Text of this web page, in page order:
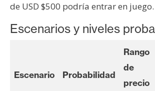
de USD $500 podría entrar en juego.
Escenarios y niveles
Escenario Probabilidad
Rango
de
precio